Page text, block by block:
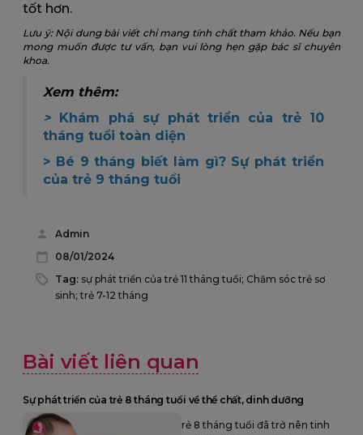
tốt hơn.
Lưu ý: Nội dung bài viết chỉ mang tính chất tham khảo. Nếu bạn
mong muốn được tư vấn, bạn vui lòng hẹn gặp bác sĩ chuyên
khoa.
Xem thêm:
> Khám phá sự phát triển của trẻ 10
tháng tuổi toàn diện
> Bé 9 tháng biết làm gì? Sự phát triển
của trẻ 9 tháng tuổi
Admin
08/01/2024
Tag: sự phát triển của trẻ 11 tháng tuổi; Chăm sóc trẻ sơ
sinh; trẻ 7-12 tháng
Bài viết liên quan
Sự phát triển của trẻ 8 tháng tuổi về thể chất, dinh dưỡng
rẻ 8 tháng tuổi đã trở nên tinh